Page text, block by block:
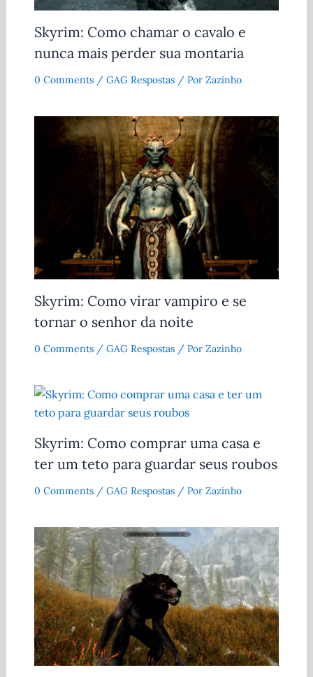
Skyrim: Como chamar o cavalo e
nunca mais perder sua montaria
0 Comments / GAG Respostas/ Por Zazinho
Skyrim: Como virar vampiro e se
tornar o senhor da noite
0 Comments / GAG Respostas/ Por Zazinho
Skyrim: Como comprar uma casa e
ter um teto para guardar seus roubos
0 Comments / GAG Respostas/ Por Zazinho